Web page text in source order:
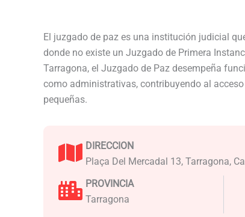
El juzgado de paz es una institución judicial
donde no existe un Juzgado de Primera
Tarragona, el Juzgado de Paz desempeña
como administrativas, contribuyendo al
pequeñas.
DIRECCION
Plaça Del Mercadal 13, Tarragona,
PROVINCIA
Tarragona